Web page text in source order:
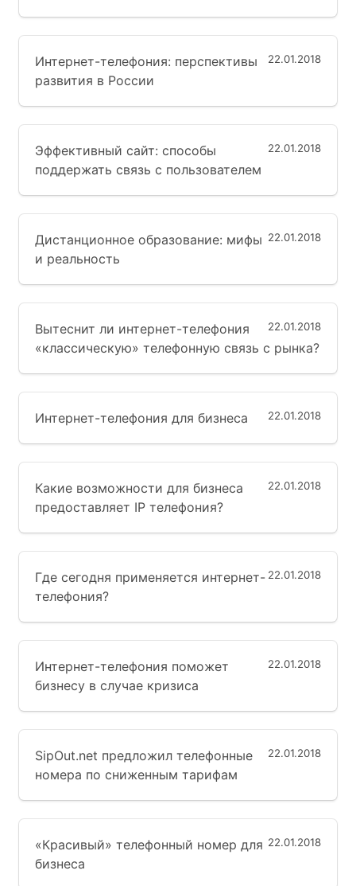
22.01.2018
Интернет-телефония: перспективы
развития в России
22.01.2018
Эффективный сайт: способы
поддержать связь с пользователем
22.01.2018
Дистанционное образование: мифы
и реальность
22.01.2018
Вытеснит ли интернет-телефония
«классическую» телефонную связь с рынка?
22.01.2018
Интернет-телефония для бизнеса
22.01.2018
Какие возможности для бизнеса
предоставляет IP телефония?
22.01.2018
Где сегодня применяется интернет-
телефония?
22.01.2018
Интернет-телефония поможет
бизнесу в случае кризиса
22.01.2018
SipOut.net предложил телефонные
номера по сниженным тарифам
22.01.2018
«Красивый» телефонный номер для
бизнеса